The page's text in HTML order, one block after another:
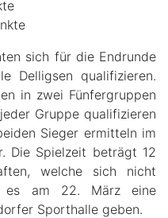
sich für die Endrunde
Delligsen qualifizieren.
in zwei Fünfergruppen
Gruppe qualifizieren
Sieger ermitteln im
Die Spielzeit beträgt 12
welche sich nicht
es am 22. März eine
Sporthalle geben.